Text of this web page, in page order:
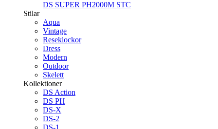
DS SUPER PH2000M STC
Stilar
Aqua
Vintage
Reseklockor
Dress
Modern
Outdoor
Skelett
Kollektioner
DS Action
DS PH
DS-X
DS-2